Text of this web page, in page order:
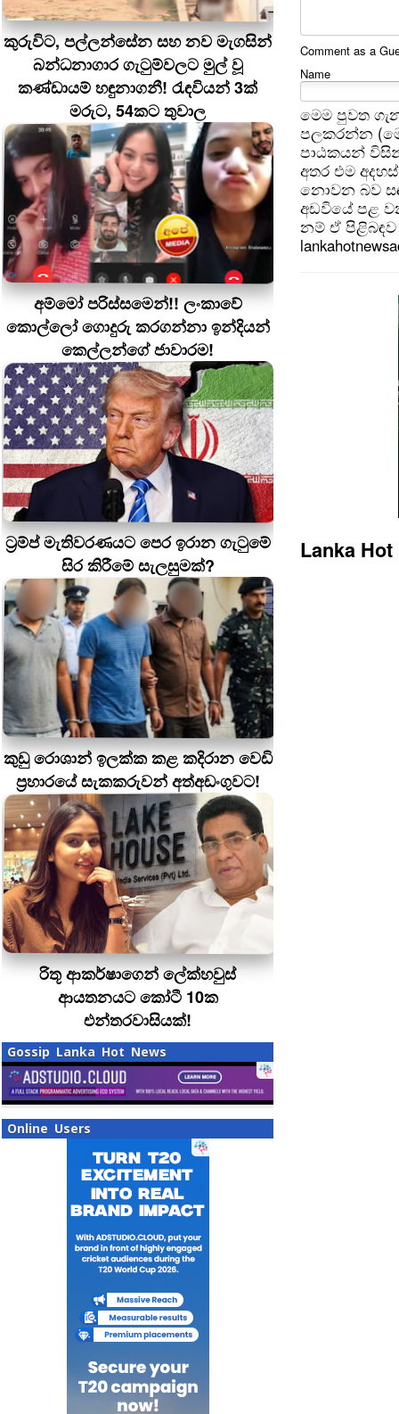
කුරුවිට, පල්ලන්සේන සහ නව මැගසින්
බන්ධනාගාර ගැටුම්වලට මුල් වූ
කණ්ඩායම් හඳුනාගනී! රැඳවියන් 3ක්
මරුට, 54කට තුවාල
අම්මෝ පරිස්සමෙන්!! ලංකාවේ
කොල්ලෝ ගොදුරු කරගන්නා ඉන්දියන්
කෙල්ලන්ගේ ජාවාරම!
ට්‍රම්ප් මැතිවරණයට පෙර ඉරාන ගැටුමේ
සිර කිරීමේ සැලසුමක්?
කුඩු රොශාන් ඉලක්ක කළ කදිරාන වෙඩි
ප්‍රහාරයේ සැකකරුවන් අත්අඩංගුවට!
රිතූ ආකර්ෂාගෙන් ලේක්හවුස්
ආයතනයට කෝටී 10ක
එන්තරවාසියක්!
Gossip Lanka Hot News
Online Users
Comment as a
Name
මෙම පුවත
පලකරන්න
පාඨකයන්
අතර එම
නොවන බව
අඩවියේ පළ
නම් ඒ පිළිබඳව
Lanka